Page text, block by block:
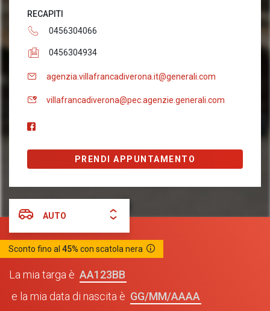
RECAPITI
0456304066
0456304934
agenzia.villafrancadiverona.it@generali.com
villafrancadiverona@pec.agenzie.generali.com
PRENDI APPUNTAMENTO
AUTO
Sconto fino al 45% con scatola nera
La mia targa è
AA123BB
e la mia data di nascita è
GG/MM/AAAA